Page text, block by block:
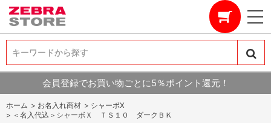
キーワードから探す
キーワードから探す
会員登録でお買い物ごとに5％ポイント還元！
ホーム > お名入れ商材 > シャーボX
> ＜名入代込＞シャーボＸ ＴＳ１０ ダークＢＫ